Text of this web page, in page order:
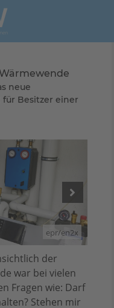
neue
für Besitzer einer
epr/en2x
der
war bei vielen
Fragen wie: Darf
Stehen mir